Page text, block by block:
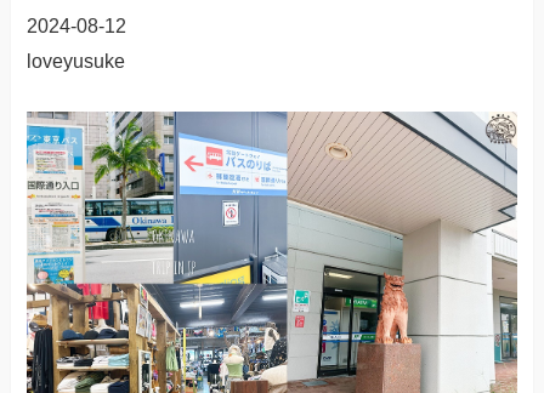
2024-08-12
loveyusuke